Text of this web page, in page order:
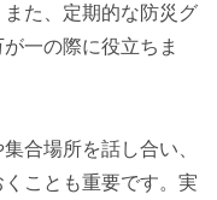
た、定期的な防災グ
一の際に役立ちま
合場所を話し合い、
ことも重要です。実